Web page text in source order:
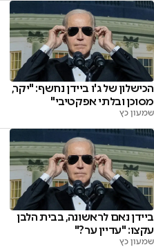
הכישלון של ג'ו ביידן נחשף: "יקר,
מסוכן ובלתי אפקטיבי"
שמעון כץ
ביידן נאם לראשונה, בבית הלבן
עקצו: "עדיין ער?"
שמעון כץ